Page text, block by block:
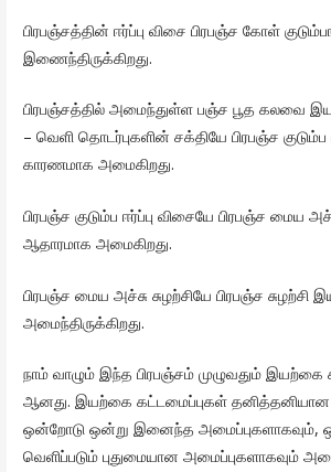
பிரபஞ்சத்தின் ஈர்ப்பு விசை பிரபஞ்ச கோள்
இணைந்திருக்கிறது.
பிரபஞ்சத்தில் அமைந்துள்ள பஞ்ச பூத கலவை
– வெளி தொடர்புகளின் சக்தியே பிரபஞ்ச குடும்ப
காரணமாக அமைகிறது.
பிரபஞ்ச குடும்ப ஈர்ப்பு விசையே பிரபஞ்ச மைய
ஆதாரமாக அமைகிறது.
பிரபஞ்ச மைய அச்சு சுழற்சியே பிரபஞ்ச சுழற்சி
அமைந்திருக்கிறது.
நாம் வாழும் இந்த பிரபஞ்சம் முழுவதும் இயற்கை
ஆனது. இயற்கை கட்டமைப்புகள் தனித்தனியான
ஒன்றோடு ஒன்று இனைந்த அமைப்புகளாகவும்,
வெளிப்படும் புதுமையான அமைப்புகளாகவும்